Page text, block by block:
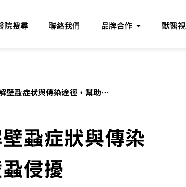
院搜尋 聯絡我們 品牌合作 獸醫
壁蝨症狀與傳染途徑，幫助毛
蝨症狀與傳染
侵擾